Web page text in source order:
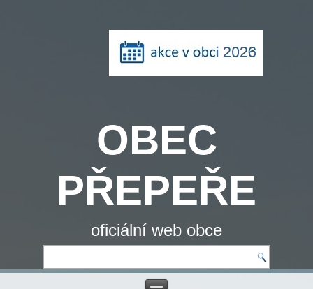
OBEC
PŘEPEŘE
oficiální web obce